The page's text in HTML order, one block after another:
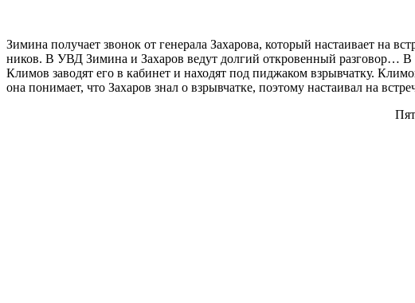
Зимина получает звонок от генерала Захарова, который настаивает на
ников. В УВД Зимина и Захаров ведут долгий откровенный разговор…
Климов заводят его в кабинет и находят под пиджаком взрывчатку.
она понимает, что Захаров знал о взрывчатке, поэтому настаивал на